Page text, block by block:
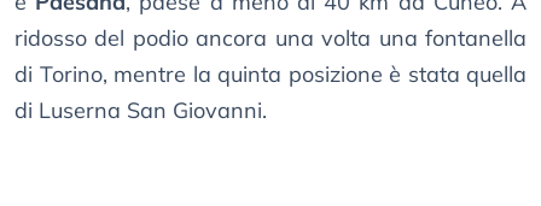
ridosso del podio ancora una volta una fontanella
di Torino, mentre la quinta posizione è stata quella
di Luserna San Giovanni.